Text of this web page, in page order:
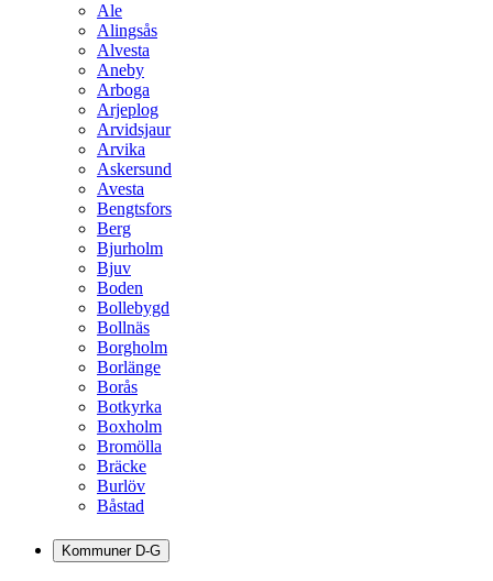
Ale
Alingsås
Alvesta
Aneby
Arboga
Arjeplog
Arvidsjaur
Arvika
Askersund
Avesta
Bengtsfors
Berg
Bjurholm
Bjuv
Boden
Bollebygd
Bollnäs
Borgholm
Borlänge
Borås
Botkyrka
Boxholm
Bromölla
Bräcke
Burlöv
Båstad
Kommuner D-G